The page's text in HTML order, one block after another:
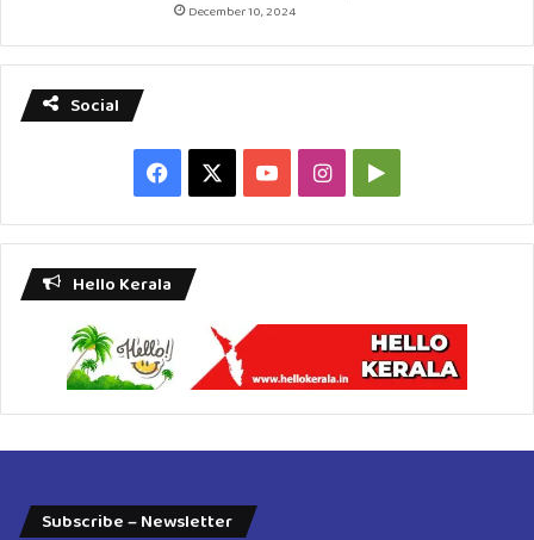
December 10, 2024
Social
Facebook YouTubeInstagramGoogle
Play
Hello Kerala
Subscribe – Newsletter